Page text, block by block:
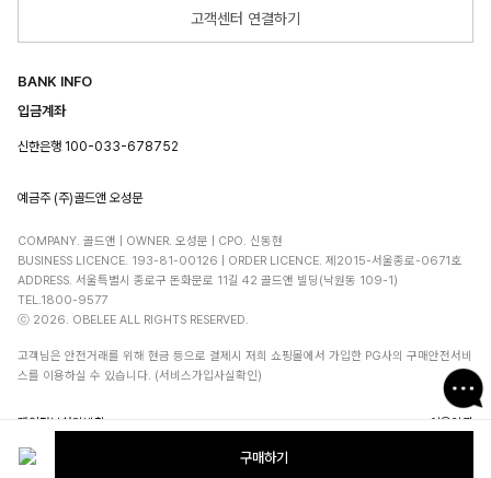
구매하기
고객센터 연결하기
BANK INFO
입금계좌
신한은행 100-033-678752
예금주 (주)골드앤 오성문
COMPANY. 골드앤 | OWNER. 오성문 | CPO. 신동현
BUSINESS LICENCE. 193-81-00126 | ORDER LICENCE. 제2015-서울종로-0671호
ADDRESS. 서울특별시 종로구 돈화문로 11길 42 골드앤 빌딩(낙원동 109-1)
TEL.1800-9577
ⓒ 2026. OBELEE ALL RIGHTS RESERVED.
고객님은 안전거래를 위해 현금 등으로 결제시 저희 쇼핑몰에서 가입한 PG사의 구매안전서비
스를 이용하실 수 있습니다. (서비스가입사실확인)
개인정보처리방침 이용약관